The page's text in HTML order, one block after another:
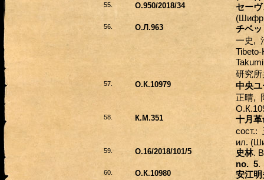
55. О.950/2018/34
セーヴ
(Шифр
56. О.Л.963 チベ
一史,
研究
57. О.К.10979 中央
正晴,
58. К.М.351 十月革
сост.:
ил.
59. О.16/2018/101/5 史林.
no. 5.
60. О.К.10980 安江明